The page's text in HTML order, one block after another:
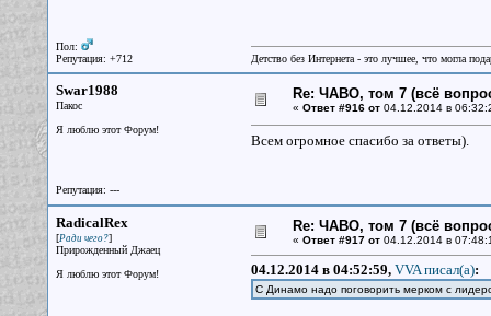
Пол:
Репутация: +712
Детство без Интернета - это лучшее, что могла
Swar1988
Пакос
Я люблю этот Форум!
Репутация: ---
Re: ЧАВО, том 7 (всё
« Ответ #916 от04.12.2014 в
Всем огромное спасибо за ответы).
RadicalRex
[Ради чего?]
Прирожденный Джаец
Я люблю этот Форум!
Re: ЧАВО, том 7 (всё
« Ответ #917 от04.12.2014 в
04.12.2014 в 04:52:59, VVA писал(a):
С Динамо надо поговорить мерком с